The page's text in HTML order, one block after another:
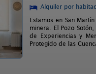
Alquiler por
Estamos en San
minera. El Pozo
de Experiencias y
Protegido de las